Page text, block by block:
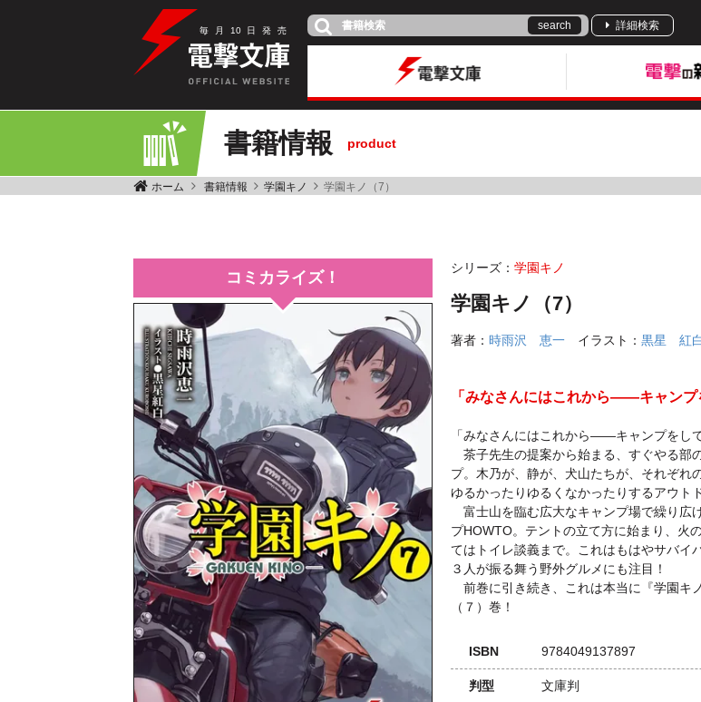
毎 月 10 日 発 売 search 詳細検索
書籍情報 product
ホーム 書籍情報 学園キノ 学園キノ（7）
コミカライズ！
シリーズ： 学園キノ
学園キノ（7）
著者： 時雨沢 恵一 イラスト： 黒星 紅
「みなさんにはこれから――キャンプ
「みなさんにはこれから――キャンプをし
茶子先生の提案から始まる、すぐやる部
プ。木乃が、静が、犬山たちが、それぞれ
ゆるかったりゆるくなかったりするアウト
富士山を臨む広大なキャンプ場で繰り広
プHOWTO。テントの立て方に始まり、火
てはトイレ談義まで。これはもはやサバ
３人が振る舞う野外グルメにも注目！
前巻に引き続き、これは本当に『学園
（７）巻！
ISBN 9784049137897
判型 文庫判